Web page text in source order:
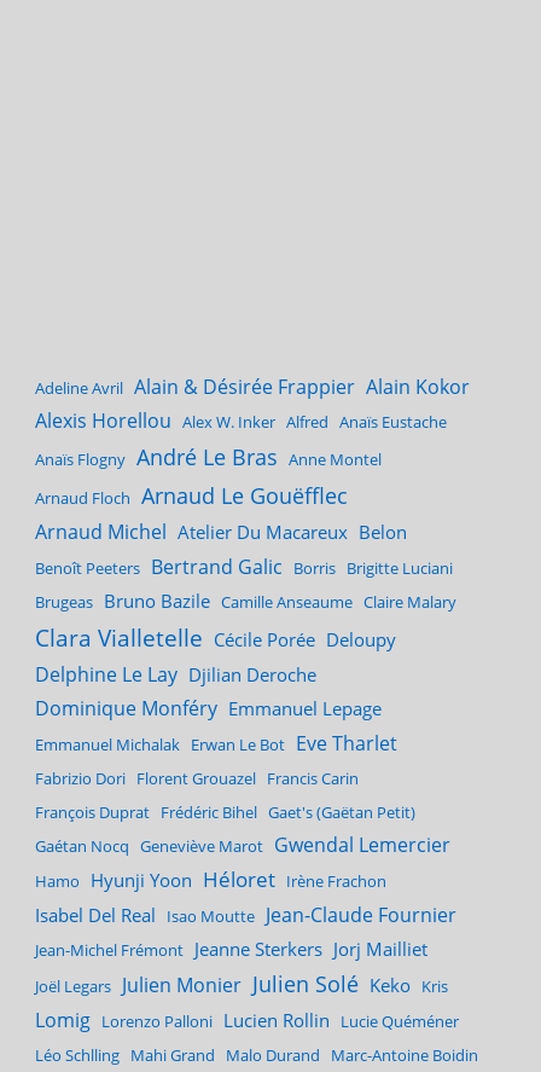
Adeline Avril Alain & Désirée Frappier Alain Kokor
Alexis Horellou Alex W. Inker Alfred Anaïs Eustache
Anaïs Flogny André Le Bras Anne Montel
Arnaud Floch Arnaud Le Gouëfflec
Arnaud Michel Atelier Du Macareux Belon
Benoît Peeters Bertrand Galic Borris Brigitte Luciani
Brugeas Bruno Bazile Camille Anseaume Claire Malary
Clara Vialletelle Cécile Porée Deloupy
Delphine Le Lay Djilian Deroche
Dominique Monféry Emmanuel Lepage
Emmanuel Michalak Erwan Le Bot Eve Tharlet
Fabrizio Dori Florent Grouazel Francis Carin
François Duprat Frédéric Bihel Gaet's (Gaëtan Petit)
Gaétan Nocq Geneviève Marot Gwendal Lemercier
Hamo Hyunji Yoon Héloret Irène Frachon
Isabel Del Real Isao Moutte Jean-Claude Fournier
Jean-Michel Frémont Jeanne Sterkers Jorj Mailliet
Joël Legars Julien Monier Julien Solé Keko Kris
Lomig Lorenzo Palloni Lucien Rollin
Lucie Quéméner
Léo Schlling Mahi Grand Malo Durand
Marc-Antoine Boidin